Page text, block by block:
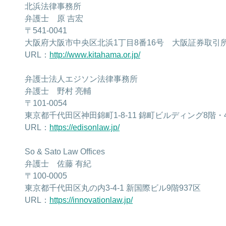
北浜法律事務所
弁護士 原 吉宏
〒541-0041
大阪府大阪市中央区北浜1丁目8番16号 大阪証券取引
URL： http://www.kitahama.or.jp/
弁護士法人エジソン法律事務所
弁護士 野村 亮輔
〒101-0054
東京都千代田区神田錦町1-8-11 錦町ビルディング8階・
URL： https://edisonlaw.jp/
So & Sato Law Offices
弁護士 佐藤 有紀
〒100-0005
東京都千代田区丸の内3-4-1 新国際ビル9階937区
URL： https://innovationlaw.jp/